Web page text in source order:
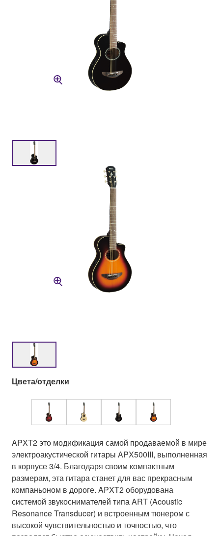
Цвета/отделки
APXT2 это модификация самой продаваемой в мире
электроакустической гитары APX500III, выполненная
в корпусе 3/4. Благодаря своим компактным
размерам, эта гитара станет для вас прекрасным
компаньоном в дороге. APXT2 оборудована
системой звукоснимателей типа ART (Acoustic
Resonance Transducer) и встроенным тюнером с
высокой чувствительностью и точностью, что